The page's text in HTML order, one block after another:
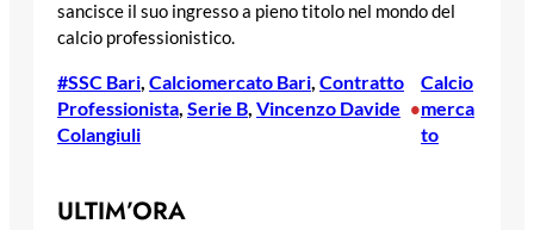
sancisce il suo ingresso a pieno titolo nel mondo del
calcio professionistico.
#SSC Bari Calciomercato Bari Contratto
Professionista Serie B Vincenzo Davide
Colangiuli
•
Calcio
merca
to
ULTIM’ORA